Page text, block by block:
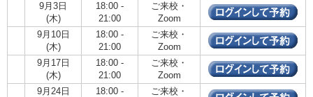
9月3日
(木)
18:00 -
21:00
ご来校・
Zoom
9月10日
(木)
18:00 -
21:00
ご来校・
Zoom
9月17日
(木)
18:00 -
21:00
ご来校・
Zoom
9月24日
18:00 -
ご来校・